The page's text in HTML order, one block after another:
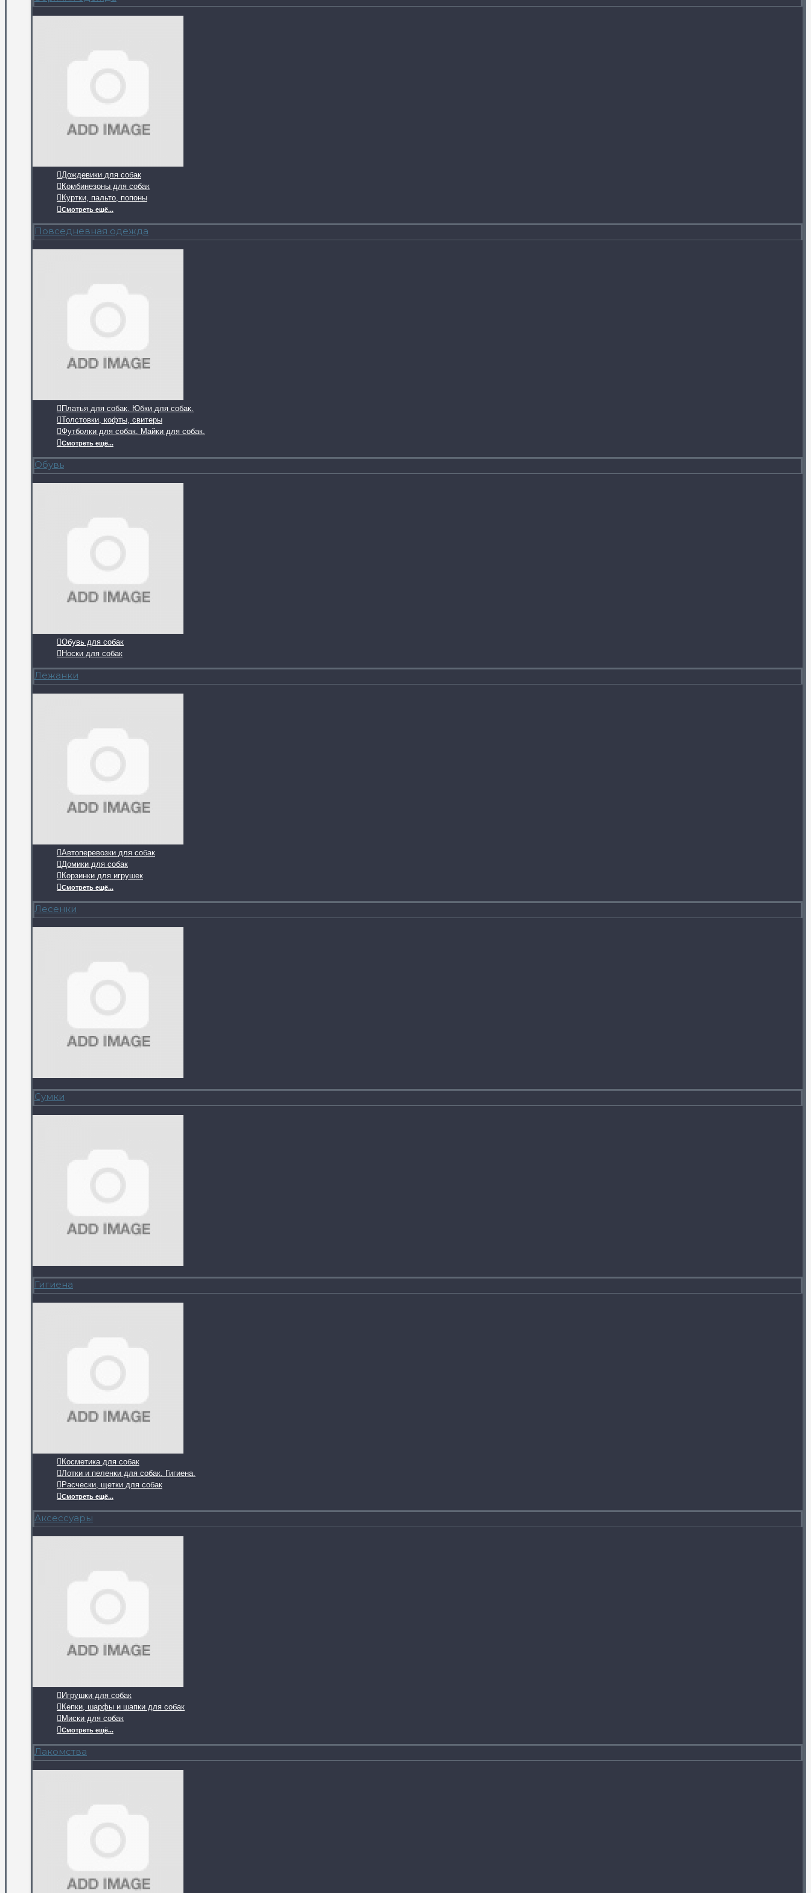
Дождевики для собак
Комбинезоны для собак
Куртки, пальто, попоны
Смотреть ещё...
Повседневная одежда
Платья для собак. Юбки для собак.
Толстовки, кофты, свитеры
Футболки для собак. Майки для собак.
Смотреть ещё...
Обувь
Обувь для собак
Носки для собак
Лежанки
Автоперевозки для собак
Домики для собак
Корзинки для игрушек
Смотреть ещё...
Лесенки
Сумки
Гигиена
Косметика для собак
Лотки и пеленки для собак. Гигиена.
Расчески, щетки для собак
Смотреть ещё...
Аксессуары
Игрушки для собак
Кепки, шарфы и шапки для собак
Миски для собак
Смотреть ещё...
Лакомства